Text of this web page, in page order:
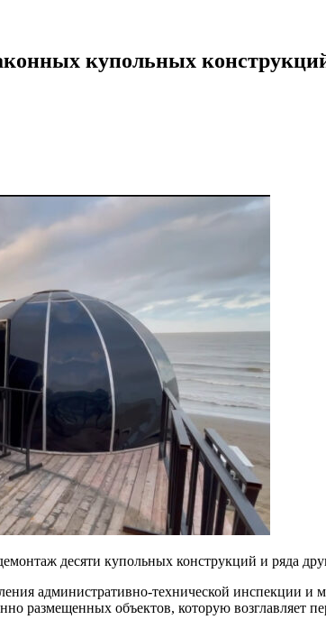
купольных
десяти купольных конструкций и ряда
административно-технической инспекции
размещенных объектов, которую возглавляет